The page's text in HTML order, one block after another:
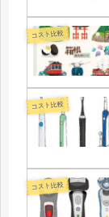
コスト比較
コスト比較
コスト比較